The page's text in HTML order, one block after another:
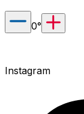
0°
Instagram